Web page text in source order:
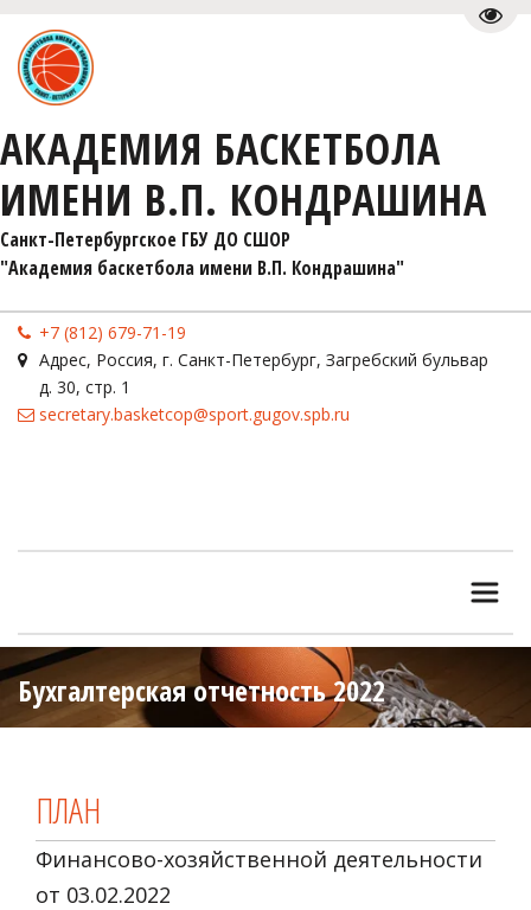
АКАДЕМИЯ БАСКЕТБОЛА
ИМЕНИ В.П. КОНДРАШИНА
Санкт-Петербургское ГБУ ДО СШОР
"Академия баскетбола имени В.П. Кондрашина"
+7 (812) 679-71-19
Адрес, Россия, г. Санкт-Петербург, Загребский бульвар
д. 30, стр. 1
secretary.basketcop@sport.gugov.spb.ru
Бухгалтерская отчетность 2022
ПЛАН
Финансово-хозяйственной деятельности
от 03.02.2022